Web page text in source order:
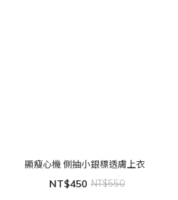
顯瘦心機 側抽小銀標透膚上衣
NT$450 NT$550